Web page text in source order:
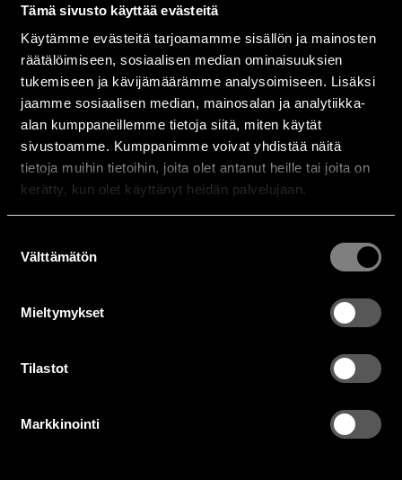
Tämä sivusto käyttää evästeitä
Käytämme evästeitä tarjoamamme sisällön ja mainosten
räätälöimiseen, sosiaalisen median ominaisuuksien
tukemiseen ja kävijämäärämme analysoimiseen. Lisäksi
jaamme sosiaalisen median, mainosalan ja analytiikka-
alan kumppaneillemme tietoja siitä, miten käytät
sivustoamme. Kumppanimme voivat yhdistää näitä
tietoja muihin tietoihin, joita olet antanut heille tai joita on
kerätty, kun olet käyttänyt heidän palvelujaan.
valinta
Välttämätön
Mieltymykset
Tilastot
Markkinointi